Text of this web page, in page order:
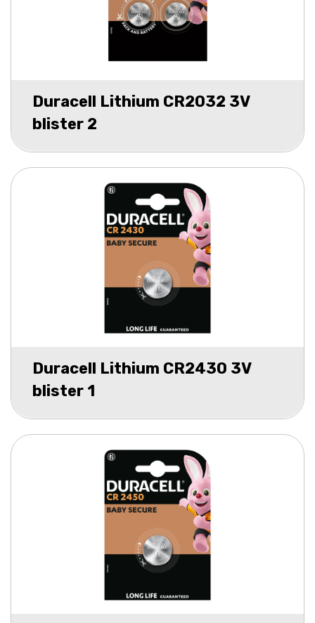
Duracell Lithium CR2032 3V
blister 2
Duracell Lithium CR2430 3V
blister 1